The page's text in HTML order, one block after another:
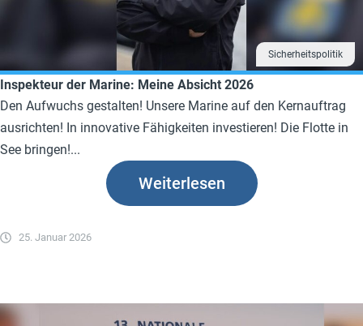
Sicherheitspolitik
Inspekteur der Marine: Meine Absicht 2026
Den Aufwuchs gestalten! Unsere Marine auf den Kernauftrag
ausrichten! In innovative Fähigkeiten investieren! Die Flotte in
See bringen!...
25. Januar 2026
Weiterlesen